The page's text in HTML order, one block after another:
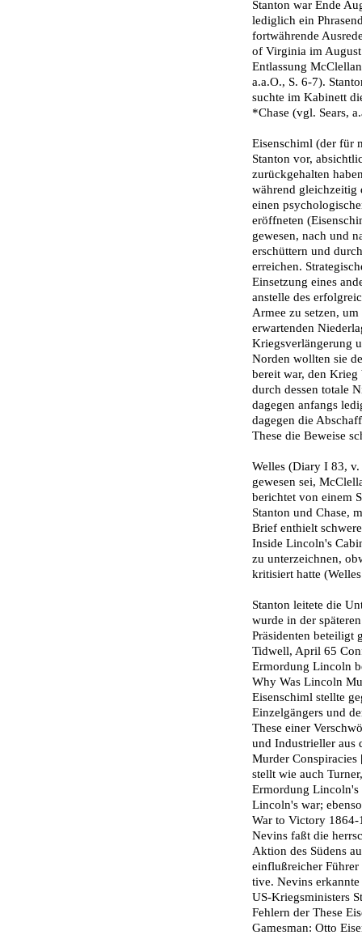
Stanton war Ende
lediglich ein
fortwährende
of Virginia im August
Entlassung
a.a.O., S. 6-7).
suchte im Kabinett
*Chase (vgl. Sears,
Eisenschiml (der für
Stanton vor,
zurückgehalten
während gleichzeitig
einen
eröffneten
gewesen, nach und
erschüttern und
erreichen.
Einsetzung eines
anstelle des
Armee zu setzen,
erwartenden
Kriegsverlängerung
Norden wollten sie
bereit war, den
durch dessen totale
dagegen anfangs
dagegen die
These die Beweise
Welles (Diary I 83,
gewesen sei,
berichtet von einem
Stanton und Chase,
Brief enthielt
Inside Lincoln's
zu unterzeichnen,
kritisiert hatte
Stanton leitete die
wurde in der
Präsidenten beteiligt
Tidwell, April 65
Ermordung Lincoln
Why Was Lincoln
Eisenschiml stellte
Einzelgän­gers und
These einer
und Industrieller aus
Murder
stellt wie auch
Ermordung Lincoln's
Lincoln's war;
War to Victory 1864-
Nevins faßt die
Aktion des Südens
einflußreicher
tive. Nevins
US-Kriegsministers
Fehlern der These
Gamesman: Otto